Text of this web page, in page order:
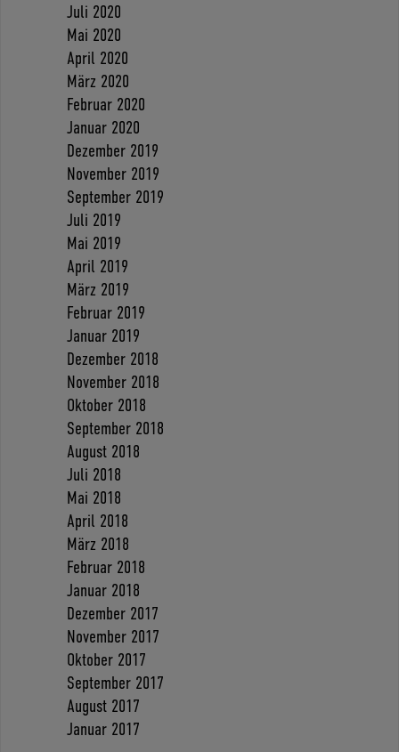
Juli 2020
Mai 2020
April 2020
März 2020
Februar 2020
Januar 2020
Dezember 2019
November 2019
September 2019
Juli 2019
Mai 2019
April 2019
März 2019
Februar 2019
Januar 2019
Dezember 2018
November 2018
Oktober 2018
September 2018
August 2018
Juli 2018
Mai 2018
April 2018
März 2018
Februar 2018
Januar 2018
Dezember 2017
November 2017
Oktober 2017
September 2017
August 2017
Januar 2017